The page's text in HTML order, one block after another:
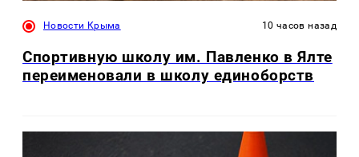
Новости Крыма 10 часов назад
Спортивную школу им. Павленко в Ялте
переименовали в школу единоборств